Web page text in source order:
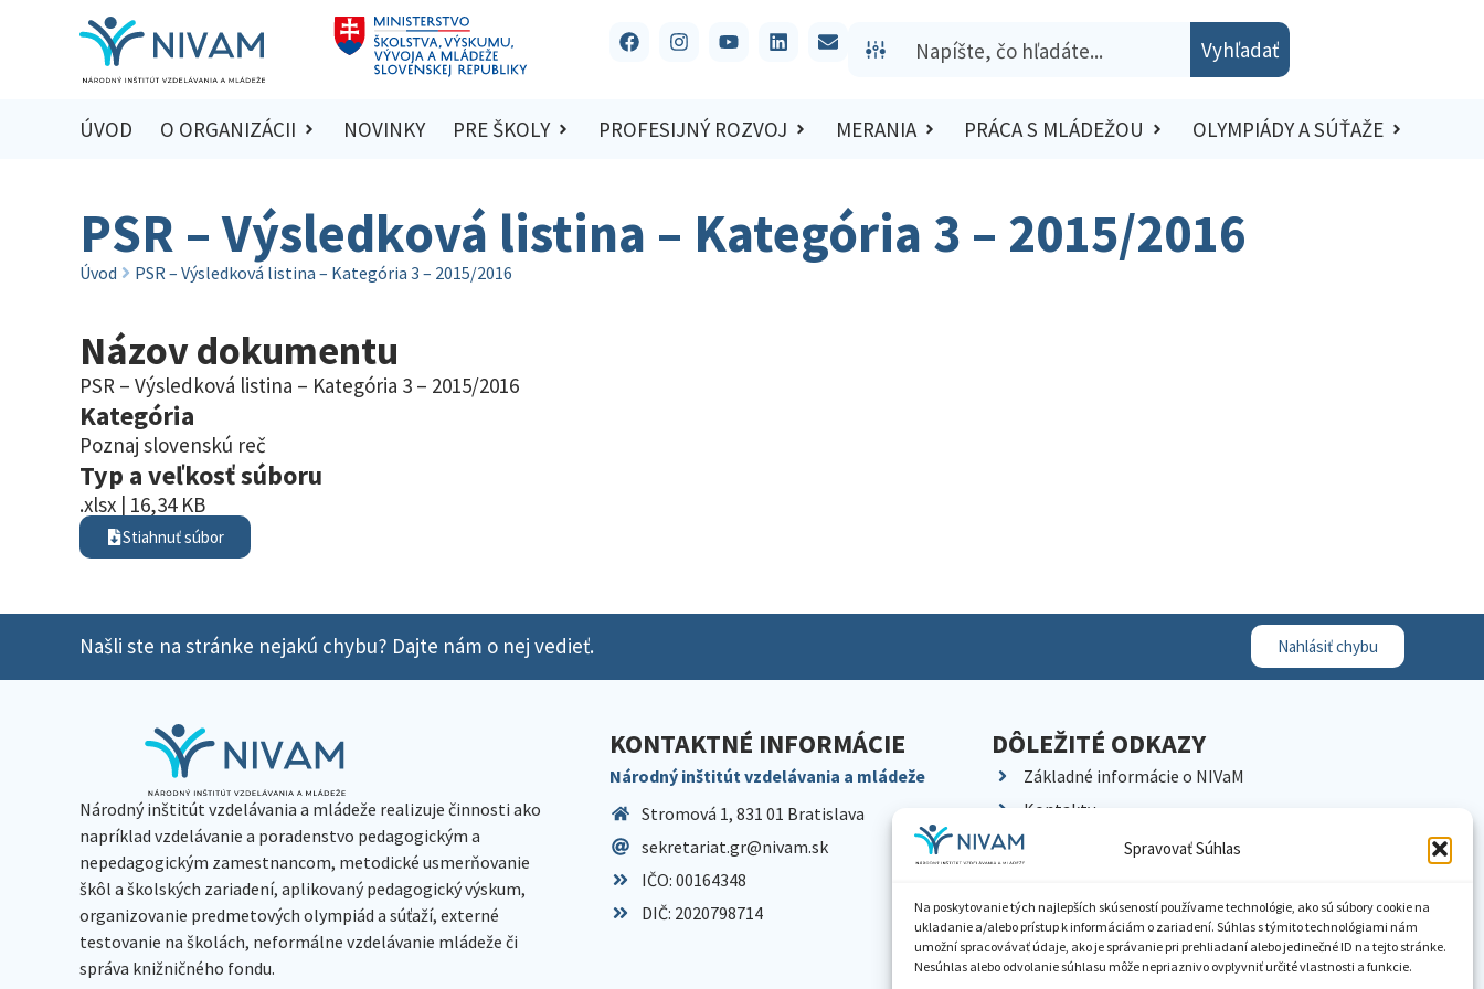
Spravovať Súhlas
Na poskytovanie tých najlepších skúseností používame technológie, ako sú súbory cookie na
ukladanie a/alebo prístup k informáciám o zariadení. Súhlas s týmito technológiami nám
umožní spracovávať údaje, ako je správanie pri prehliadaní alebo jedinečné ID na tejto stránke.
Nesúhlas alebo odvolanie súhlasu môže nepriaznivo ovplyvniť určité vlastnosti a funkcie.
Vyhľadať
ÚVOD O ORGANIZÁCII NOVINKY PRE ŠKOLY PROFESIJNÝ ROZVOJ MERANIA PRÁCA S MLÁDEŽOU OLYMPIÁDY A SÚŤAŽE
PSR – Výsledková listina – Kategória 3 – 2015/2016
Úvod PSR – Výsledková listina – Kategória 3 – 2015/2016
Názov dokumentu
PSR – Výsledková listina – Kategória 3 – 2015/2016
Kategória
Poznaj slovenskú reč
Typ a veľkosť súboru
.xlsx | 16,34 KB
Stiahnuť súbor
Našli ste na stránke nejakú chybu? Dajte nám o nej vedieť. Nahlásiť chybu
Národný inštitút vzdelávania a mládeže realizuje činnosti ako
napríklad vzdelávanie a poradenstvo pedagogickým a
nepedagogickým zamestnancom, metodické usmerňovanie
škôl a školských zariadení, aplikovaný pedagogický výskum,
organizovanie predmetových olympiád a súťaží, externé
testovanie na školách, neformálne vzdelávanie mládeže či
správa knižničného fondu.
KONTAKTNÉ INFORMÁCIE
Národný inštitút vzdelávania a mládeže
Stromová 1, 831 01 Bratislava
sekretariat.gr@nivam.sk
IČO: 00164348
DIČ: 2020798714
DÔLEŽITÉ ODKAZY
Základné informácie o NIVaM
Kontakty
Kariéra
Pracoviská NIVaM
Dokumenty inštitúcie
Knižnica